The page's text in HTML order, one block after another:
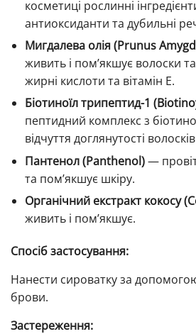
косметиці рослинні
антиоксиданти та дубильні
Мигдалева олія (Prunus
живить і пом’якшує волоски
жирні кислоти та вітамін Е.
Біотиноїл трипептид-1
пептидний комплекс з
відчуття доглянутості
Пантенол (Panthenol)—
та пом’якшує шкіру.
Органічний екстракт кокосу
живить і пом’якшує.
Спосіб застосування:
Нанести сироватку за
брови.
Застереження: